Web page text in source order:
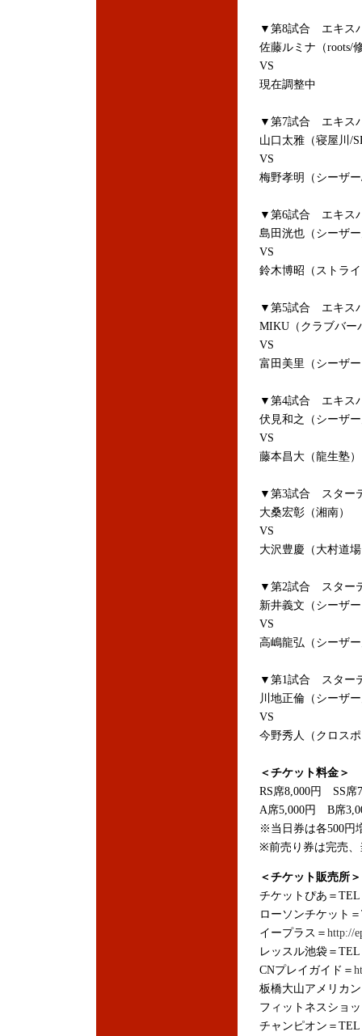
▼第8試合 エキス
佐藤ルミナ（roots/
VS
現在調整中
▼第7試合 エキス
山口太雅（寝屋川/
VS
梅野孝明（シー
▼第6試合 エキス
島田洸也（シーザ
VS
鈴木博昭（ストラ
▼第5試合 エキス
MIKU（クラブバー
VS
富田美里（シーザ
▼第4試合 エキス
伏見和之（シーザ
VS
藤本昌大（龍生塾
▼第3試合 スター
大桑宏彰（湘南）
VS
大沢豊慶（大村道
▼第2試合 スター
新井義文（シーザ
VS
高嶋龍弘（シーザ
▼第1試合 スター
川地正倫（シーザ
VS
今野秀人（クロス
＜チケット料金＞
RS席8,000円 SS席
A席5,000円 B席
※当日券は各500円
※前売り券は完売、
＜チケット販売所＞
チケットぴあ＝TEL
ローソンチケット
イープラス＝ http://
レッスル池袋＝TEL
CNプレイガイド＝
板橋大山アメリカ
フィットネスショ
チャンピオン＝TEL